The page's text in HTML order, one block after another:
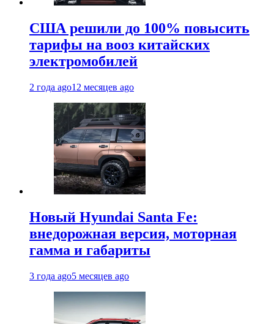
США решили до 100% повысить
тарифы на вооз китайских
электромобилей
2 года ago12 месяцев ago
Новый Hyundai Santa Fe:
внедорожная версия, моторная
гамма и габариты
3 года ago5 месяцев ago